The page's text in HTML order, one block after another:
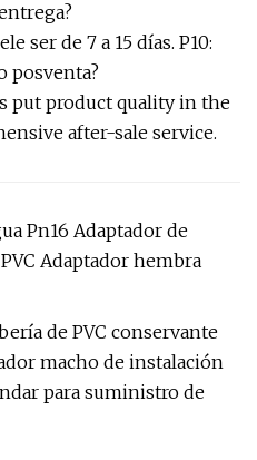
ser de 7 a 15 días. P10:
posventa?
put product quality in the
after-sale service.
Pn16 Adaptador de
Adaptador hembra
de PVC conservante
macho de instalación
para suministro de